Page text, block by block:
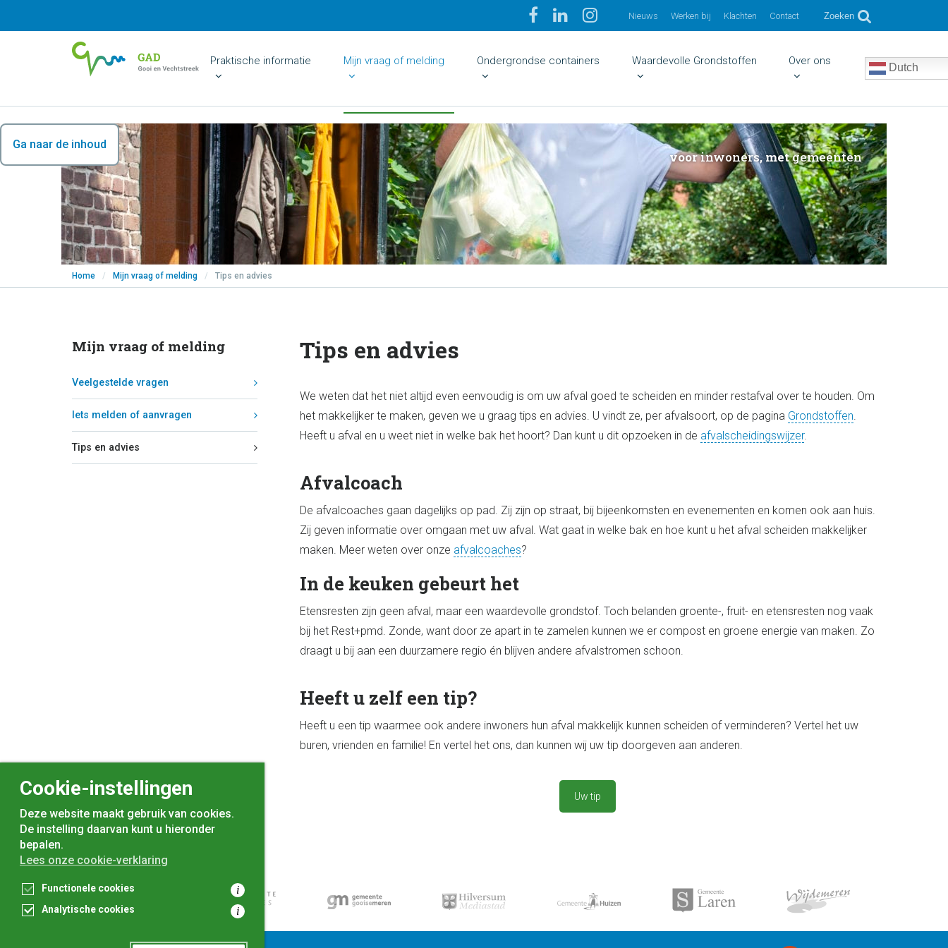
Ga naar de inhoud
Nieuws Werken bij Klachten Contact Zoeken
Praktische informatie Mijn vraag of melding Ondergrondse containers Waardevolle Grondstoffen Over ons
Dutch
voorinwoners,metgemeenten
Home / Mijn vraag of melding / Tips en advies
Mijn vraag of melding
Veelgestelde vragen
Iets melden of aanvragen
Tips en advies
Tips en advies
We weten dat het niet altijd even eenvoudig is om uw afval goed te scheiden en minder restafval over te houden. Om
het makkelijker te maken, geven we u graag tips en advies. U vindt ze, per afvalsoort, op de pagina Grondstoffen.
Heeft u afval en u weet niet in welke bak het hoort? Dan kunt u dit opzoeken in de afvalscheidingswijzer.
Afvalcoach
De afvalcoaches gaan dagelijks op pad. Zij zijn op straat, bij bijeenkomsten en evenementen en komen ook aan huis.
Zij geven informatie over omgaan met uw afval. Wat gaat in welke bak en hoe kunt u het afval scheiden makkelijker
maken. Meer weten over onze afvalcoaches?
In de keuken gebeurt het
Etensresten zijn geen afval, maar een waardevolle grondstof. Toch belanden groente-, fruit- en etensresten nog vaak
bij het Rest+pmd. Zonde, want door ze apart in te zamelen kunnen we er compost en groene energie van maken. Zo
draagt u bij aan een duurzamere regio én blijven andere afvalstromen schoon.
Heeft u zelf een tip?
Heeft u een tip waarmee ook andere inwoners hun afval makkelijk kunnen scheiden of verminderen? Vertel het uw
buren, vrienden en familie! En vertel het ons, dan kunnen wij uw tip doorgeven aan anderen.
Uw tip
Cookie-instellingen
Deze website maakt gebruik van cookies.
De instelling daarvan kunt u hieronder
bepalen.
Lees onze cookie-verklaring
Functionele cookies i
Analytische cookies i